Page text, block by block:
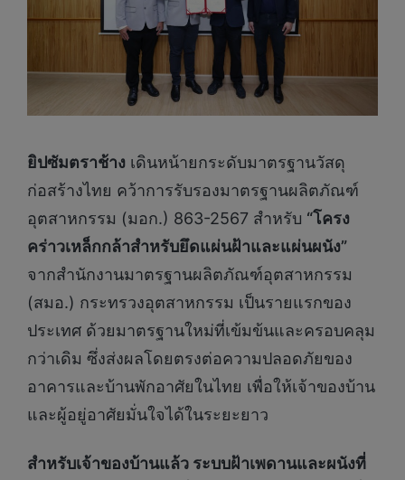
ยิปซัมตราช้าง เดินหน้ายกระดับมาตรฐานวัสดุ
ก่อสร้างไทย คว้าการรับรองมาตรฐานผลิตภัณฑ์
อุตสาหกรรม (มอก.) 863-2567 สำหรับ “โครง
คร่าวเหล็กกล้าสำหรับยึดแผ่นฝ้าและแผ่นผนัง”
จากสำนักงานมาตรฐานผลิตภัณฑ์อุตสาหกรรม
(สมอ.) กระทรวงอุตสาหกรรม เป็นรายแรกของ
ประเทศ ด้วยมาตรฐานใหม่ที่เข้มข้นและครอบคลุม
กว่าเดิม ซึ่งส่งผลโดยตรงต่อความปลอดภัยของ
อาคารและบ้านพักอาศัยในไทย เพื่อให้เจ้าของบ้าน
และผู้อยู่อาศัยมั่นใจได้ในระยะยาว
สำหรับเจ้าของบ้านแล้ว ระบบฝ้าเพดานและผนังที่